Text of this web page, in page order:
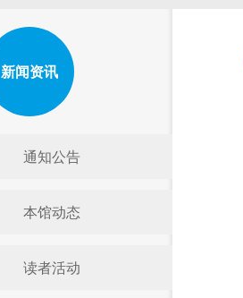
新闻资讯
通知公告
本馆动态
读者活动